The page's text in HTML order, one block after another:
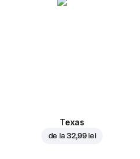
Texas
de la 32,99 lei